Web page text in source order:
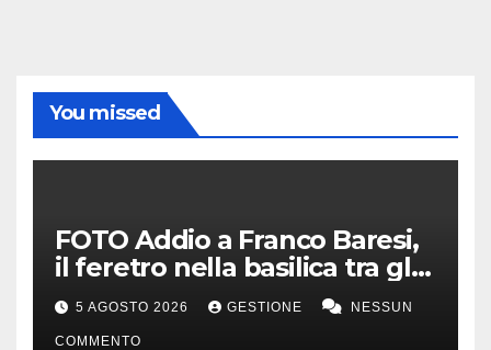
You missed
FOTO Addio a Franco Baresi,
il feretro nella basilica tra gli
applausi e il coro “c’è solo un
capitano”
5 AGOSTO 2026 GESTIONE NESSUN
COMMENTO